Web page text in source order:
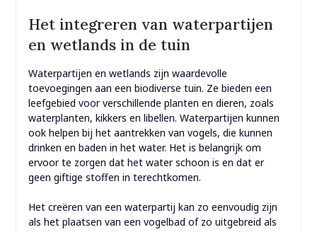
Het integreren van waterpartijen
en wetlands in de tuin
Waterpartijen en wetlands zijn waardevolle
toevoegingen aan een biodiverse tuin. Ze bieden een
leefgebied voor verschillende planten en dieren, zoals
waterplanten, kikkers en libellen. Waterpartijen kunnen
ook helpen bij het aantrekken van vogels, die kunnen
drinken en baden in het water. Het is belangrijk om
ervoor te zorgen dat het water schoon is en dat er
geen giftige stoffen in terechtkomen.
Het creëren van een waterpartij kan zo eenvoudig zijn
als het plaatsen van een vogelbad of zo uitgebreid als